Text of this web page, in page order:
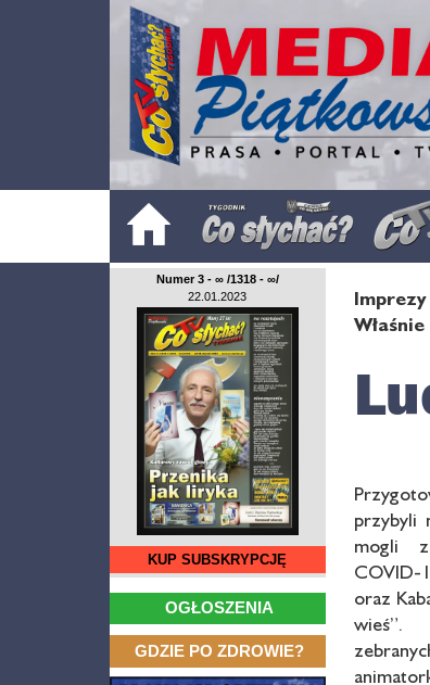
Numer 3 - ∞ /1318 - ∞/
22.01.2023
KUP SUBSKRYPCJĘ
OGŁOSZENIA
GDZIE PO ZDROWIE?
przybyli
mogli
COVID-
oraz
wieś”.